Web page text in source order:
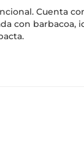
Cuenta
con barbacoa,